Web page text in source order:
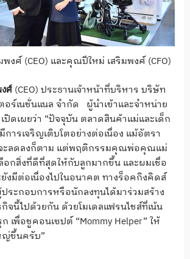
ศ์ (CEO) และคุณปีใหม่ เสริมพงศ์ (CFO)
ศ์ (CEO) ประธานเจ้าหน้าที่บริหาร บริษัท
ร์เนชั่นแนล จำกัด ผู้นำเข้าและจำหน่าย
ปิดเผยว่า “ปัจจุบัน ตลาดสินค้าแม่และเด็ก
ารเจริญเติบโตอย่างต่อเนื่อง แม้อัตรา
ะลดลงก็ตาม แต่พฤติกรรมคุณพ่อคุณแม่
ลือกสิ่งที่ดีที่สุดให้กับลูกมากขึ้น และผมเชื่อ
งมีต่อเนื่องไปในอนาคต ทางร็อคกิงคิดส์
ระกอบการหรือนักลงทุนได้มาร่วมสร้าง
จนี้ไปด้วยกัน ด้วยโมเดลแฟรนไชส์ที่เน้น
เพื่อชูคอนเซปต์ “Mommy Helper” ให้
ญ่ขึ้นครับ”